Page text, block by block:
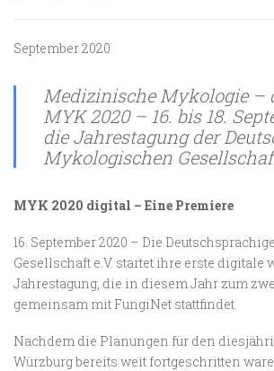
September 2020
Medizinische Mykologie –
MYK 2020 – 16. bis 18.
die Jahrestagung der
Mykologischen
MYK 2020 digital – Eine Premiere
16. September 2020 – Die
Gesellschaft e.V. startet ihre erste
Jahrestagung, die in diesem Jahr zum
gemeinsam mit FungiNet stattfindet.
Nachdem die Planungen für den
Würzburg bereits weit fortgeschritten